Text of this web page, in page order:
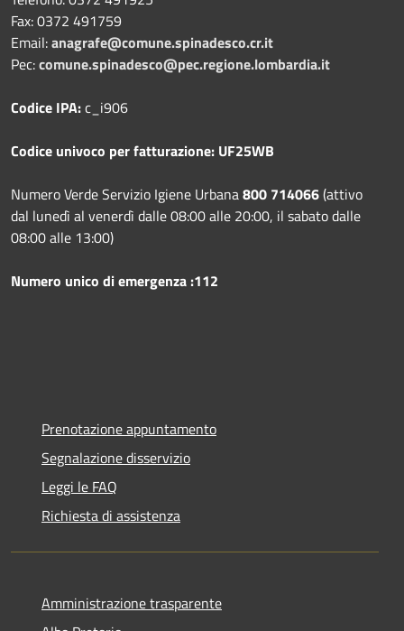
Fax:0372 491759
Email:anagrafe@comune.spinadesco.cr.it
Pec:comune.spinadesco@pec.regione.lombardia.it
Codice IPA:c_i906
Codice univoco per fatturazione: UF25WB
Numero Verde Servizio Igiene Urbana800 714066(attivo
dal lunedì al venerdì dalle 08:00 alle 20:00, il sabato dalle
08:00 alle 13:00)
Numero unico di emergenza :112
Prenotazione appuntamento
Segnalazione disservizio
Leggi le FAQ
Richiesta di assistenza
Amministrazione trasparente